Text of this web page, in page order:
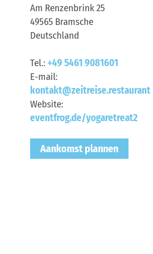
Am Renzenbrink 25
49565 Bramsche
Deutschland
Tel.: +49 5461 9081601
E-mail:
kontakt@zeitreise.restaurant
Website:
eventfrog.de/yogaretreat2
Aankomst plannen